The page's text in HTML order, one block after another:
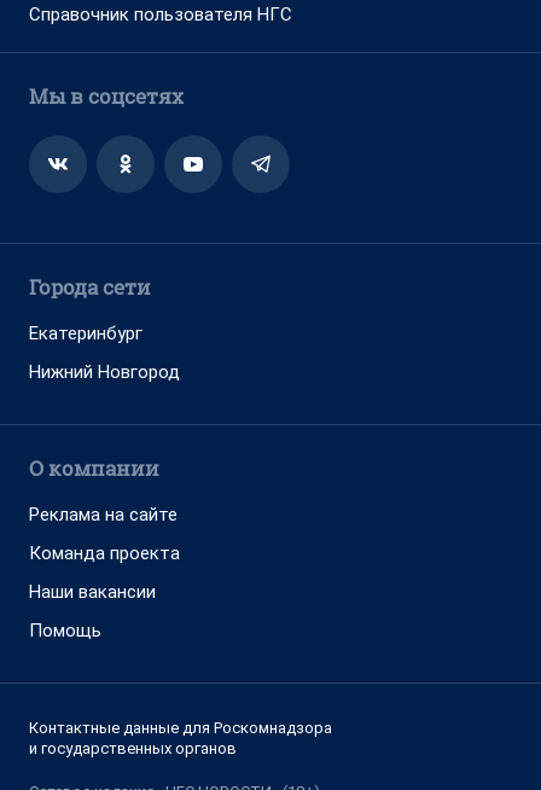
Справочник пользователя НГС
Мы в соцсетях
Города сети
Екатеринбург
Нижний Новгород
О компании
Реклама на сайте
Команда проекта
Наши вакансии
Помощь
Контактные данные для Роскомнадзора
и государственных органов